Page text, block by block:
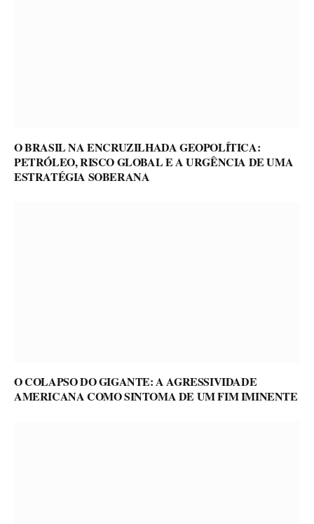
O BRASIL NA ENCRUZILHADA GEOPOLÍTICA:
PETRÓLEO, RISCO GLOBAL E A URGÊNCIA DE UMA
ESTRATÉGIA SOBERANA
O COLAPSO DO GIGANTE: A AGRESSIVIDADE
AMERICANA COMO SINTOMA DE UM FIM IMINENTE